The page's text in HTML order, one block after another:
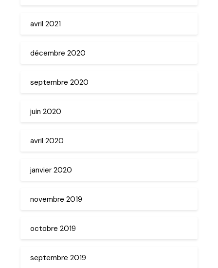
avril 2021
décembre 2020
septembre 2020
juin 2020
avril 2020
janvier 2020
novembre 2019
octobre 2019
septembre 2019